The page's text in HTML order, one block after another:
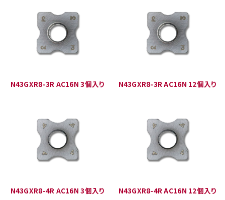
N43GXR8-3R AC16N 3個入り N43GXR8-3R AC16N 12個入り
N43GXR8-4R AC16N 3個入り N43GXR8-4R AC16N 12個入り